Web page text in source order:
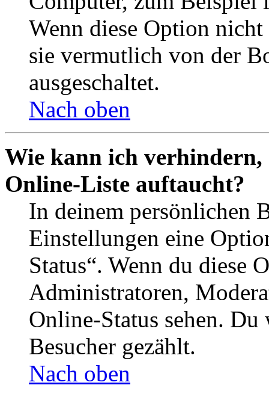
Wenn diese Option
sie vermutlich von der
ausgeschaltet.
Nach oben
Wie kann ich verhindern,
Online-Liste auftaucht?
In deinem persönlichen
Einstellungen eine
Status“. Wenn du diese
Administratoren,
Online-Status sehen.
Besucher gezählt.
Nach oben